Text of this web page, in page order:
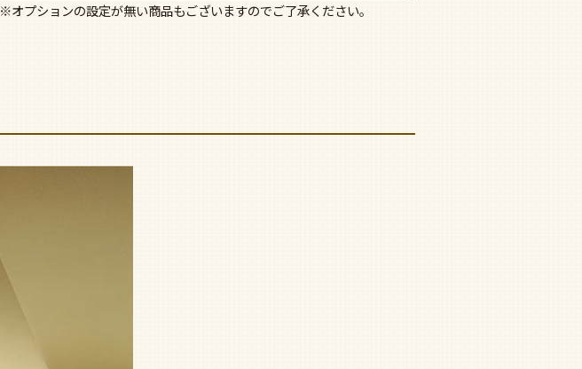
※オプションの設定が無い商品もございますのでご了承ください。